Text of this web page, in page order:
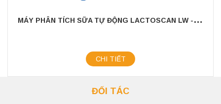
M
ÁY PHÂN TÍCH SỮA TỰ ĐỘNG LACTOSCAN LW - MILKOTRONIC
CHI TIẾT
ĐỐI TÁC